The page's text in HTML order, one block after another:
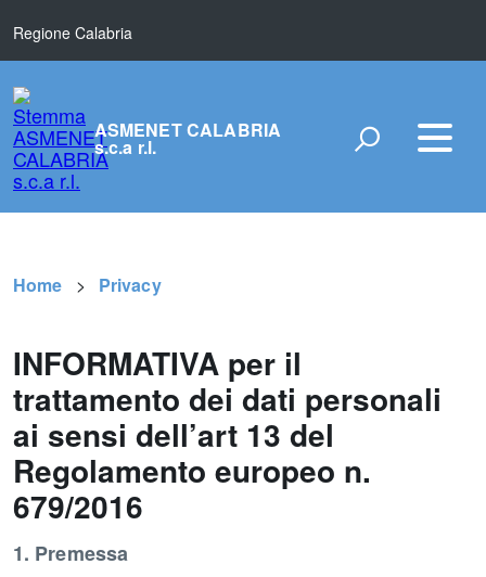
Regione Calabria
ASMENET CALABRIA
s.c.a r.l.
Home Privacy
INFORMATIVA per il
trattamento dei dati personali
ai sensi dell’art 13 del
Regolamento europeo n.
679/2016
1. Premessa